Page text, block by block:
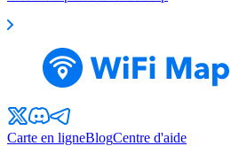
Carte en ligneBlogCentre d'aide